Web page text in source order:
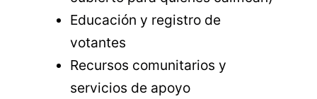
Educación y registro de
votantes
Recursos comunitarios y
servicios de apoyo